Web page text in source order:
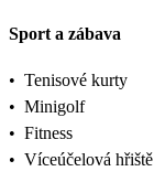
Sport a zábava
• Tenisové kurty
• Minigolf
• Fitness
• Víceúčelová hřiště